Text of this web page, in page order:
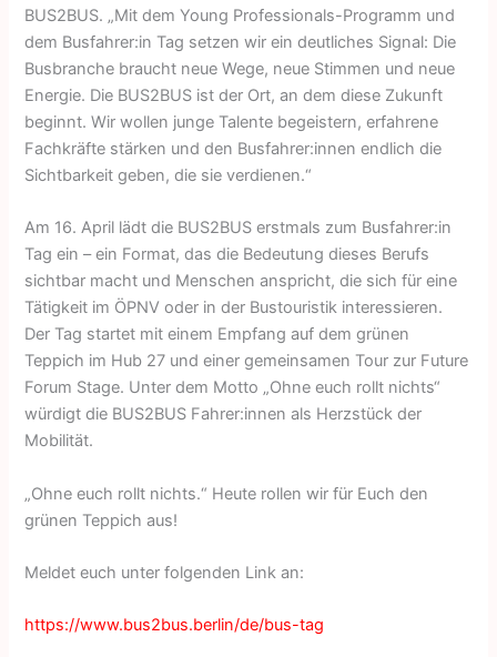
BUS2BUS. „Mit dem Young Professionals-Programm und
dem Busfahrer:in Tag setzen wir ein deutliches Signal: Die
Busbranche braucht neue Wege, neue Stimmen und neue
Energie. Die BUS2BUS ist der Ort, an dem diese Zukunft
beginnt. Wir wollen junge Talente begeistern, erfahrene
Fachkräfte stärken und den Busfahrer:innen endlich die
Sichtbarkeit geben, die sie verdienen.“
Am 16. April lädt die BUS2BUS erstmals zum Busfahrer:in
Tag ein – ein Format, das die Bedeutung dieses Berufs
sichtbar macht und Menschen anspricht, die sich für eine
Tätigkeit im ÖPNV oder in der Bustouristik interessieren.
Der Tag startet mit einem Empfang auf dem grünen
Teppich im Hub 27 und einer gemeinsamen Tour zur Future
Forum Stage. Unter dem Motto „Ohne euch rollt nichts“
würdigt die BUS2BUS Fahrer:innen als Herzstück der
Mobilität.
„Ohne euch rollt nichts.“ Heute rollen wir für Euch den
grünen Teppich aus!
Meldet euch unter folgenden Link an:
https://www.bus2bus.berlin/de/bus-tag